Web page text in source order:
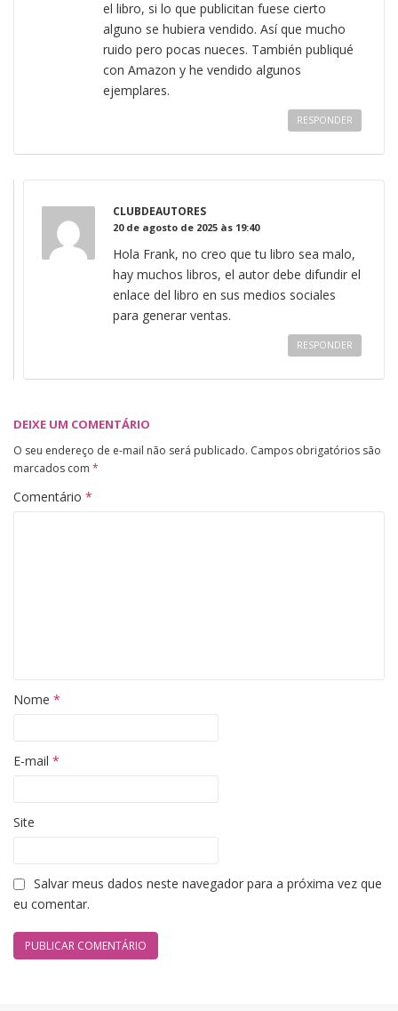
el libro, si lo que publicitan fuese cierto
alguno se hubiera vendido. Así que mucho
ruido pero pocas nueces. También publiqué
con Amazon y he vendido algunos
ejemplares.
RESPONDER
CLUBDEAUTORES
20 de agosto de 2025 às 19:40
Hola Frank, no creo que tu libro sea malo,
hay muchos libros, el autor debe difundir el
enlace del libro en sus medios sociales
para generar ventas.
RESPONDER
DEIXE UM COMENTÁRIO
O seu endereço de e-mail não será publicado. Campos obrigatórios são
marcados com *
Comentário *
Nome *
E-mail *
Site
Salvar meus dados neste navegador para a próxima vez que
eu comentar.